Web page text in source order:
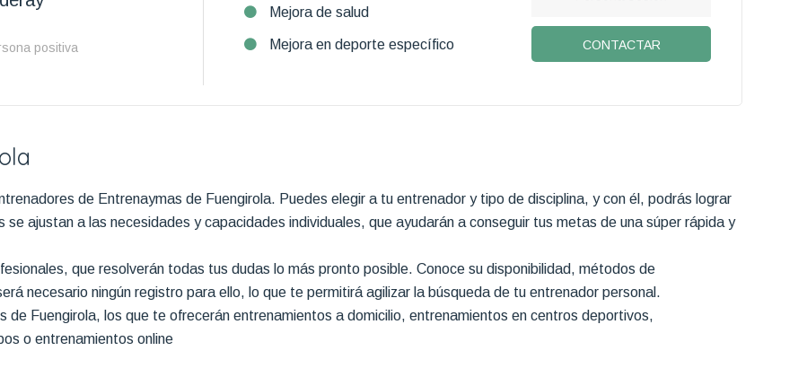
positiva
Mejora de salud
Mejora en deporte específico CONTACTAR
de Entrenaymas de Fuengirola. Puedes elegir a tu entrenador y tipo de disciplina, y con él, podrás lograr
ajustan a las necesidades y capacidades individuales, que ayudarán a conseguir tus metas de una súper rápida y
que resolverán todas tus dudas lo más pronto posible. Conoce su disponibilidad, métodos de
necesario ningún registro para ello, lo que te permitirá agilizar la búsqueda de tu entrenador personal.
de Fuengirola, los que te ofrecerán entrenamientos a domicilio, entrenamientos en centros deportivos,
o entrenamientos online